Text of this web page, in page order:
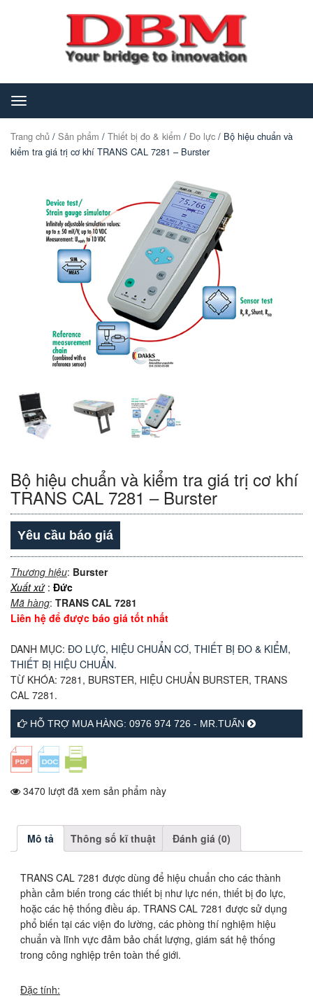
Toggle
navigation
Trang chủ / Sản phẩm / Thiết bị đo & kiểm / Đo lực / Bộ hiệu chuẩn và
kiểm tra giá trị cơ khí TRANS CAL 7281 – Burster
Bộ hiệu chuẩn và kiểm tra giá trị cơ khí
TRANS CAL 7281 – Burster
Yêu cầu báo giá
Thương hiệu: Burster
Xuất xứ: Đức
Mã hàng: TRANS CAL 7281
Liên hệ để được báo giá tốt nhất
DANH MỤC: ĐO LỰC, HIỆU CHUẨN CƠ, THIẾT BỊ ĐO & KIỂM,
THIẾT BỊ HIỆU CHUẨN.
TỪ KHÓA: 7281 , BURSTER, HIỆU CHUẨN BURSTER, TRANS
CAL 7281 .
HỖ TRỢ MUA HÀNG: 0976 974 726 - MR.TUẤN
3470 lượt đã xem sản phẩm này
Mô tả Thông số kĩ thuật Đánh giá (0)
TRANS CAL 7281 được dùng để hiệu chuẩn cho các thành
phần cảm biến trong các thiết bị như lực nén, thiết bị đo lực,
hoặc các hệ thống điều áp. TRANS CAL 7281 được sử dụng
phổ biến tại các viện đo lường, các phòng thí nghiệm hiệu
chuẩn và lĩnh vực đảm bảo chất lượng, giám sát hệ thống
trong công nghiệp trên toàn thế giới.
Đặc tính: